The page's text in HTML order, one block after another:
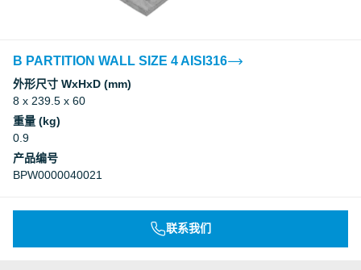
B PARTITION WALL SIZE 4 AISI316
外形尺寸 WxHxD (mm)
8 x 239.5 x 60
重量 (kg)
0.9
产品编号
BPW0000040021
联系我们